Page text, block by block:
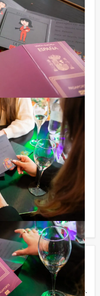
€ 74,50 p.p.
team
dag en tijdstip!
om uw drankje af
per uur (excl.
het drankarrangement,
van bier, fris,
komt u ook achteraf
aantal deelnemers
bent voor het
ook gewoon voor